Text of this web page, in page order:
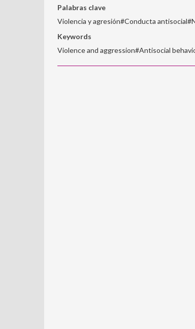
Palabras clave
Violencia y agresión#Conducta
Keywords
Violence and aggression#Antisocial